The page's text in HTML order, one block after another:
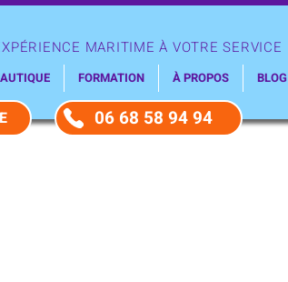
MARITIME À VOTRE SERVICE
FORMATION À PROPOS BLOG
06 68 58 94 94